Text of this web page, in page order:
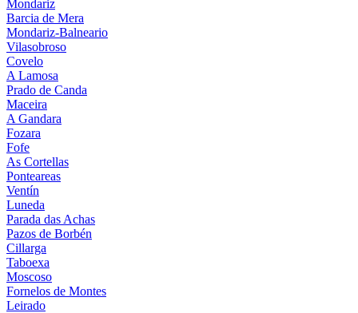
Mondariz
Barcia de Mera
Mondariz-Balneario
Vilasobroso
Covelo
A Lamosa
Prado de Canda
Maceira
A Gandara
Fozara
Fofe
As Cortellas
Ponteareas
Ventín
Luneda
Parada das Achas
Pazos de Borbén
Cillarga
Taboexa
Moscoso
Fornelos de Montes
Leirado